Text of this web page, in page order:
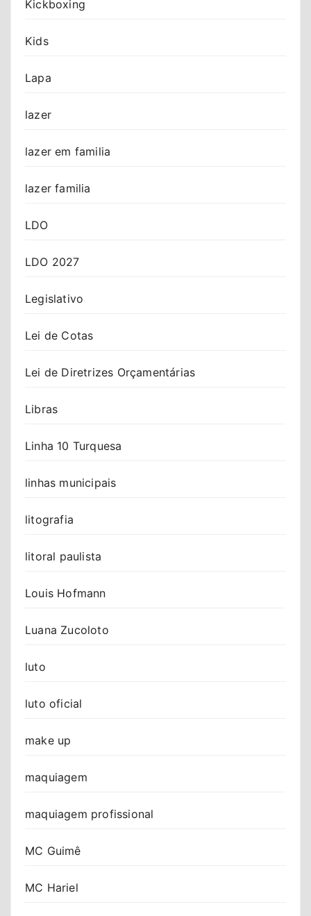
Kickboxing
Kids
Lapa
lazer
lazer em familia
lazer familia
LDO
LDO 2027
Legislativo
Lei de Cotas
Lei de Diretrizes Orçamentárias
Libras
Linha 10 Turquesa
linhas municipais
litografia
litoral paulista
Louis Hofmann
Luana Zucoloto
luto
luto oficial
make up
maquiagem
maquiagem profissional
MC Guimê
MC Hariel